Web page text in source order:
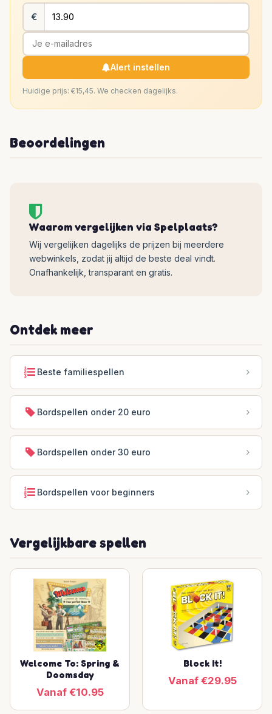
€
Alert instellen
Huidige prijs: €15,45. We checken dagelijks.
Beoordelingen
Waarom vergelijken via Spelplaats?
Wij vergelijken dagelijks de prijzen bij meerdere
webwinkels, zodat jij altijd de beste deal vindt.
Onafhankelijk, transparant en gratis.
Ontdek meer
Beste familiespellen
Bordspellen onder 20 euro
Bordspellen onder 30 euro
Bordspellen voor beginners
Vergelijkbare spellen
Welcome To: Spring &
Doomsday
Vanaf €10.95
Block It!
Vanaf €29.95